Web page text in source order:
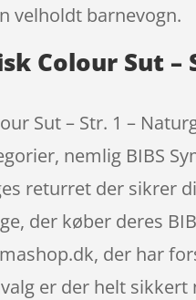
velholdt barnevogn.
Colour Sut
Sut – Str. 1 –
nemlig BIBS
returret der sikrer
der køber deres
der har
er der helt sikkert